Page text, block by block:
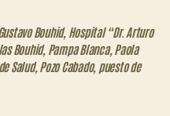
Bouhid, Hospital “Dr. Arturo
Bouhid, Pampa Blanca, Paola
Salud, Pozo Cabado, puesto de